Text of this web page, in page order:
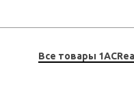
Все товары